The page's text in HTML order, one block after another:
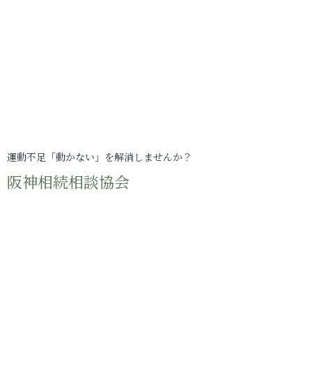
運動不足「動かない」を解消しませんか？
阪神相続相談協会